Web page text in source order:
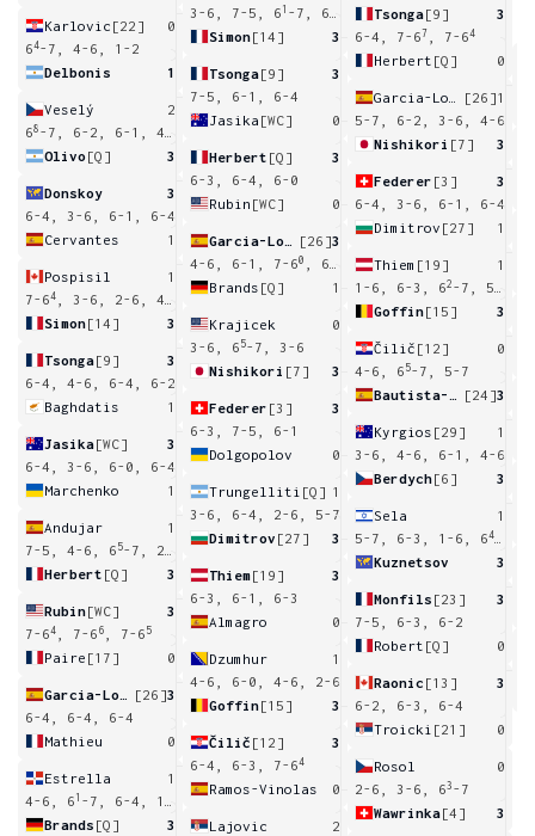
Karlovic [22]
0
64-7, 4-6, 1-2
Delbonis
1
Veselý
2
68 -7, 6-2, 6-1, 4-6, 4-6
Olivo [Q] 3
Donskoy
3
6-4, 3-6, 6-1, 6-4
Cervantes
1
Pospisil
1
7-64
, 3-6, 2-6, 4-6
Simon[14] 3
Tsonga[9]
3
6-4, 4-6, 6-4, 6-2
Baghdatis
1
Jasika[WC]
3
6-4, 3-6, 6-0, 6-4
Marchenko
1
Andujar
1
7-5, 4-6, 6 5-7, 2-6
Herbert [Q] 3
Rubin[WC]
3
7-64 , 7-6 6 , 7-6 5
Paire [17] 0
[26]3
6-4, 6-4, 6-4
Mathieu
0
Estrella
1
4-6, 6 1 -7, 6-4, 1-6
Brands [Q] 3
3-6, 7-5, 6 1 -7, 6-4, 5-7
Simon[14] 3
Tsonga[9]
3
7-5, 6-1, 6-4
Jasika [WC] 0
Herbert [Q]
3
6-3, 6-4, 6-0
Rubin [WC] 0
[26]3
4-6, 6-1, 7-60
, 6-3
Brands [Q] 1
Krajicek
0
3-6, 6 5-7, 3-6
Nishikori [7] 3
Federer [3]
3
6-3, 7-5, 6-1
Dolgopolov
0
Trungelliti [Q] 1
3-6, 6-4, 2-6, 5-7
Dimitrov [27] 3
Thiem[19]
3
6-3, 6-1, 6-3
Almagro
0
Dzumhur
1
4-6, 6-0, 4-6, 2-6
Goffin[15] 3
Čilič [12]
3
6-4, 6-3, 7-64
Ramos-Vinolas 0
Lajovic
2
Tsonga[9]
3
6-4, 7-67 , 7-64
Herbert [Q] 0
[26]1
5-7, 6-2, 3-6, 4-6
Nishikori [7] 3
Federer [3]
3
6-4, 3-6, 6-1, 6-4
Dimitrov [27] 1
Thiem [19]
1
1-6, 6-3, 62 -7, 5-7
Goffin[15] 3
Čilič [12]
0
4-6, 6 5-7, 5-7
[24]3
Kyrgios [29]
1
3-6, 4-6, 6-1, 4-6
Berdych[6] 3
Sela
1
5-7, 6-3, 1-6, 64
Kuznetsov
3
Monfils [23]
3
7-5, 6-3, 6-2
Robert [Q] 0
Raonic [13]
3
6-2, 6-3, 6-4
Troicki [21] 0
Rosol
0
2-6, 3-6, 63 -7
Wawrinka[4] 3